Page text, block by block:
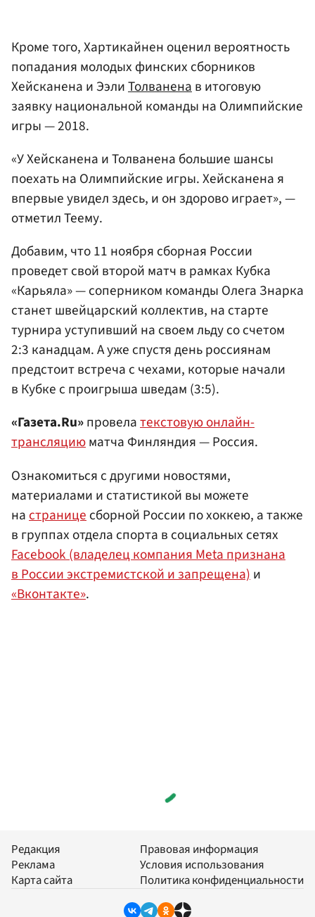
Кроме того, Хартикайнен оценил вероятность
попадания молодых финских сборников
Хейсканена и ЭэлиТолваненав итоговую
заявку национальной команды на Олимпийские
игры — 2018.
«У Хейсканена и Толванена большие шансы
поехать на Олимпийские игры. Хейсканена я
впервые увидел здесь, и он здорово играет», —
отметил Теему.
Добавим, что 11 ноября сборная России
проведет свой второй матч в рамках Кубка
«Карьяла» — соперником команды Олега Знарка
станет швейцарский коллектив, на старте
турнира уступивший на своем льду со счетом
2:3 канадцам. А уже спустя день россиянам
предстоит встреча с чехами, которые начали
в Кубке с проигрыша шведам (3:5).
«Газета.Ru»провелатекстовую онлайн-
трансляциюматча Финляндия — Россия.
Ознакомиться с другими новостями,
материалами и статистикой вы можете
настраницесборной России по хоккею, а также
в группах отдела спорта в социальных сетях
Facebook (владелец компания Meta признана
в России экстремистской и запрещена)и
«Вконтакте».
Редакция
Реклама
Карта сайта
Правовая информация
Условия использования
Политика конфиденциальности